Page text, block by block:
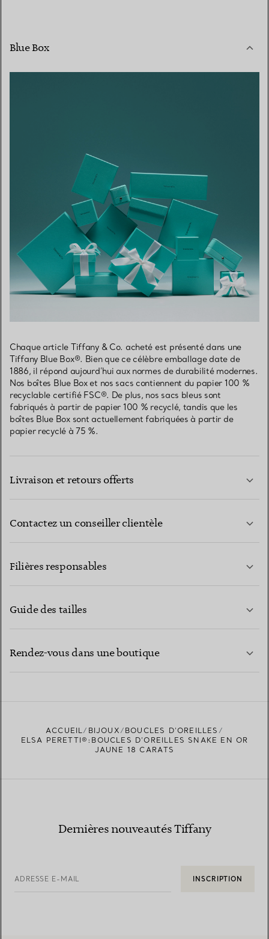
Blue Box
Chaque article Tiffany & Co. acheté est présenté dans une
Tiffany Blue Box®. Bien que ce célèbre emballage date de
1886, il répond aujourd’hui aux normes de durabilité modernes.
Nos boîtes Blue Box et nos sacs contiennent du papier 100 %
recyclable certifié FSC®. De plus, nos sacs bleus sont
fabriqués à partir de papier 100 % recyclé, tandis que les
boîtes Blue Box sont actuellement fabriquées à partir de
papier recyclé à 75 %.
Livraison et retours offerts
Contactez un conseiller clientèle
Filières responsables
Guide des tailles
Rendez-vous dans une boutique
TROUVEZ LA BOUTIQUE LA PLUS PROCHE
ACCUEIL BIJOUX
BOUCLES D’OREILLES
ELSA PERETTI®:BOUCLES D’OREILLES SNAKE EN OR
JAUNE 18 CARATS
Dernières nouveautés Tiffany
ADRESSE E-MAIL INSCRIPTION